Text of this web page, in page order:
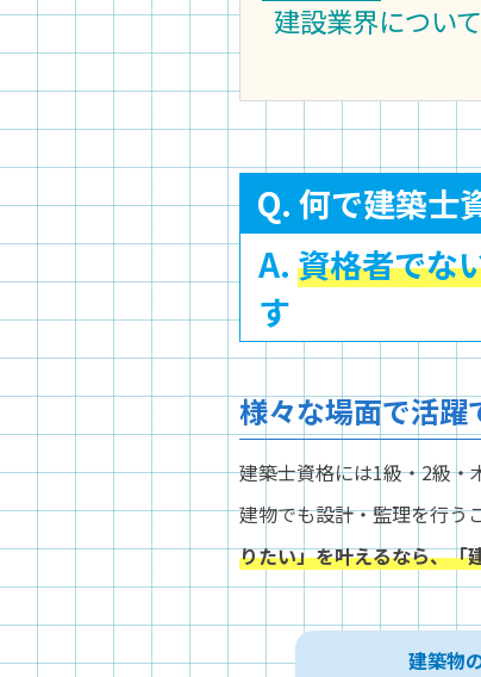
建設業界につい
Q. 何で建築士
A. 資格者でな
す
様々な場面で活躍
建築士資格には1級・2級・
建物でも設計・監理を行う
りたい」を叶えるなら、「
建築物